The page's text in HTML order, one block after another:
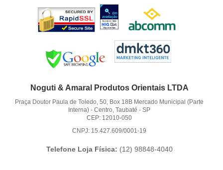
Noguti & Amaral Produtos Orientais LTDA
Praça Doutor Paula de Toledo, 50, Box 18B Mercado Municipal (Parte
Interna) -Centro, Taubaté -SP
CEP: 12010-050
CNPJ: 15.427.609/0001-19
Telefone Loja Física: (12) 98848-4040